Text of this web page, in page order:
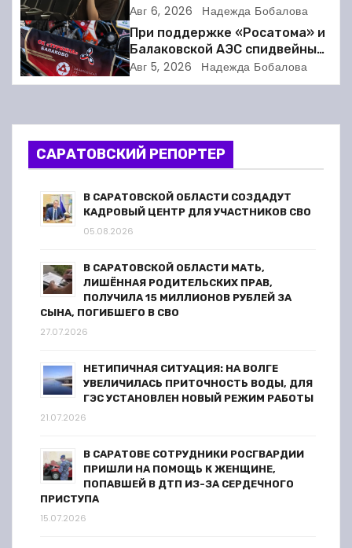
и
я
п
о
новому театральному сезону
Авг 6, 2026 Надежда Бобалова
При поддержке «Росатома» и
Балаковской АЭС спидвейный
клуб «Турбина» обновил
материально-техническую
Авг 5, 2026 Надежда Бобалова
САРАТОВСКИЙ РЕПОРТЕР
В САРАТОВСКОЙ ОБЛАСТИ СОЗДАДУТ
КАДРОВЫЙ ЦЕНТР ДЛЯ УЧАСТНИКОВ СВО
05.08.2026
В САРАТОВСКОЙ ОБЛАСТИ МАТЬ,
ЛИШЁННАЯ РОДИТЕЛЬСКИХ ПРАВ,
ПОЛУЧИЛА 15 МИЛЛИОНОВ РУБЛЕЙ ЗА
СЫНА, ПОГИБШЕГО В СВО
27.07.2026
НЕТИПИЧНАЯ СИТУАЦИЯ: НА ВОЛГЕ
УВЕЛИЧИЛАСЬ ПРИТОЧНОСТЬ ВОДЫ, ДЛЯ
ГЭС УСТАНОВЛЕН НОВЫЙ РЕЖИМ РАБОТЫ
21.07.2026
В САРАТОВЕ СОТРУДНИКИ РОСГВАРДИИ
ПРИШЛИ НА ПОМОЩЬ К ЖЕНЩИНЕ,
ПОПАВШЕЙ В ДТП ИЗ-ЗА СЕРДЕЧНОГО
ПРИСТУПА
15.07.2026